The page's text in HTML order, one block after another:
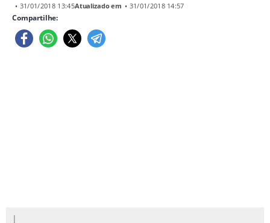
• 31/01/2018 13:45Atualizado em • 31/01/2018 14:57
Compartilhe:
|